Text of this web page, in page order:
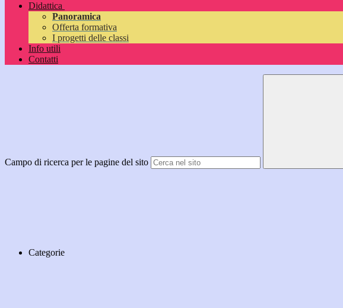
Didattica
Panoramica
Offerta formativa
I progetti delle classi
Info utili
Contatti
Campo di ricerca per le pagine del sito
Categorie